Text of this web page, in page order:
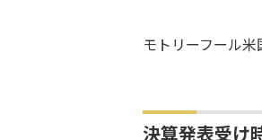
モトリーフール
決算発表受け